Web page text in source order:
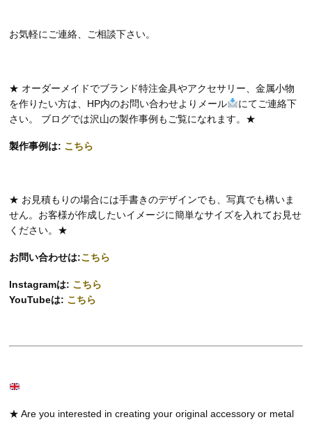
お気軽にご連絡、ご相談下さい。
★ オーダーメイドでブランド特注金具やアクセサリー、金属小物
を作りたい方は、HP内のお問い合わせよりメール
にてご連絡下
さい。 ブログでは沢山の製作事例もご覧になれます。★
製作事例は: こちら
★ お見積もりの場合には手書きのデザインでも、写真でも構いま
せん。お客様が作成したいイメージに簡単なサイズを入れてお見せ
ください。★
お問い合わせは:こちら
Instagramは: こちら
YouTubeは: こちら
★ Are you interested in creating your original accessory or metal